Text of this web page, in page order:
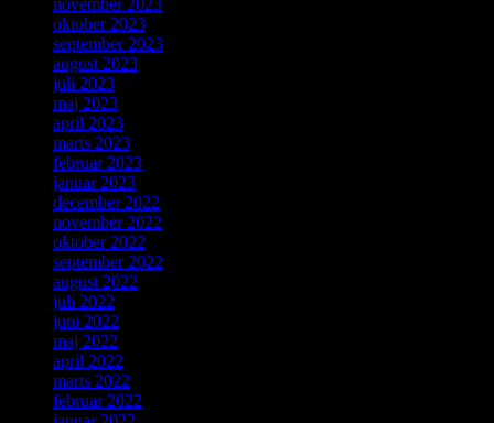
november 2023
oktober 2023
september 2023
august 2023
juli 2023
maj 2023
april 2023
marts 2023
februar 2023
januar 2023
december 2022
november 2022
oktober 2022
september 2022
august 2022
juli 2022
juni 2022
maj 2022
april 2022
marts 2022
februar 2022